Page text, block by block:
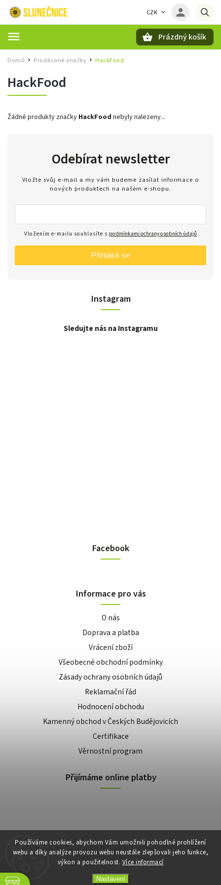
Používáme cookies, abychom Vám umožnili pohodlné prohlížení
webu a díky analýze provozu webu neustále zlepšovali jeho funkce,
výkon a použitelnost. Více informací
Nastavení
CZK
Prázdný košík
Domů / Prodávané značky / HackFood
HackFood
Žádné produkty značky HackFood nebyly nalezeny...
Instagram
Sledujte nás na Instagramu
Odebírat newsletter
Vložte svůj e-mail a my vám budeme zasílat informace o
nových produktech na našem e-shopu.
Vložením e-mailu souhlasíte s podmínkami ochrany osobních údajů
Přihlásit se
Facebook
Informace pro vás
O nás
Doprava a platba
Vrácení zboží
Všeobecné obchodní podmínky
Zásady ochrany osobních údajů
Reklamační řád
Hodnocení obchodu
Kamenný obchod v Českých Budějovicích
Certifikace
Věrnostní program
Přijímáme online platby
Copyright 2026E-shop Slunečnice. Všechna práva vyhrazena.
VytvořilShoptet| Design